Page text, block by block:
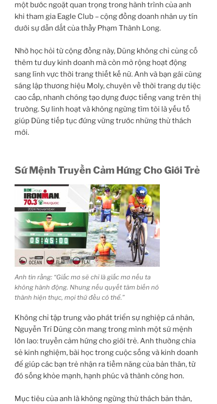
một bước ngoặt quan trọng trong hành trình của anh
khi tham gia Eagle Club – cộng đồng doanh nhân uy tín
dưới sự dẫn dắt của thầy Phạm Thành Long.
Nhờ học hỏi từ cộng đồng này, Dũng không chỉ củng cố
thêm tư duy kinh doanh mà còn mở rộng hoạt động
sang lĩnh vực thời trang thiết kế nữ. Anh và bạn gái cùng
sáng lập thương hiệu Moly, chuyên về thời trang dự tiệc
cao cấp, nhanh chóng tạo dựng được tiếng vang trên thị
trường. Sự linh hoạt và không ngừng tìm tòi là yếu tố
giúp Dũng tiếp tục đứng vững trước những thử thách
mới.
Sứ Mệnh Truyền Cảm Hứng Cho Giới Trẻ
Anh tin rằng: “Giấc mơ sẽ chỉ là giấc mơ nếu ta
không hành động. Nhưng nếu quyết tâm biến nó
thành hiện thực, mọi thứ đều có thể.”
Không chỉ tập trung vào phát triển sự nghiệp cá nhân,
Nguyễn Trí Dũng còn mang trong mình một sứ mệnh
lớn lao: truyền cảm hứng cho giới trẻ. Anh thường chia
sẻ kinh nghiệm, bài học trong cuộc sống và kinh doanh
để giúp các bạn trẻ nhận ra tiềm năng của bản thân, từ
đó sống khỏe mạnh, hạnh phúc và thành công hơn.
Mục tiêu của anh là không ngừng thử thách bản thân,